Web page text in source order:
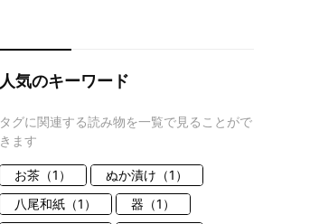
人気のキーワード
タグに関連する読み物を一覧で見ることがで
きます
お茶（1）
ぬか漬け（1）
八尾和紙（1）
器（1）